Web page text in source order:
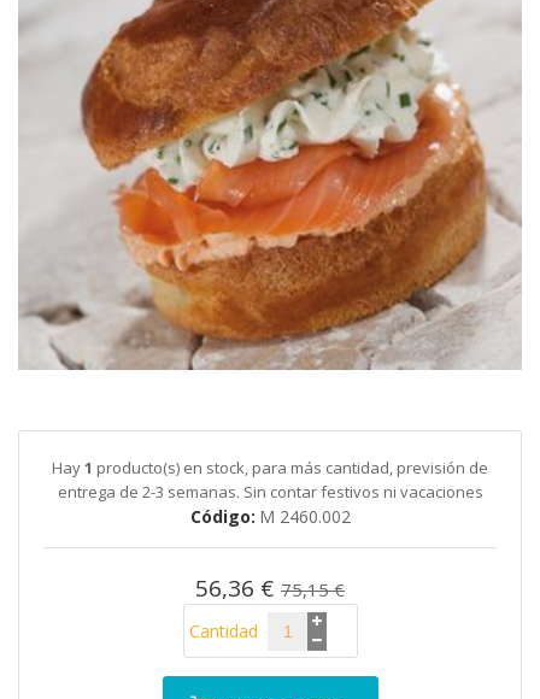
de
comienzo
galería
imágenes
Hay1 producto(s) en stock, para más cantidad, previsión de
entrega de 2-3 semanas. Sin contar festivos ni vacaciones
Código M 2460.002
56,36 € 75,15 €
Cantidad